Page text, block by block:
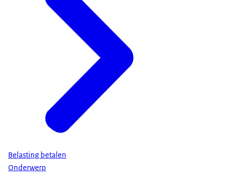
Belasting betalen
Onderwerp